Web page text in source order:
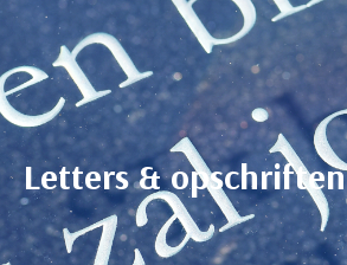
Letters & opschriften